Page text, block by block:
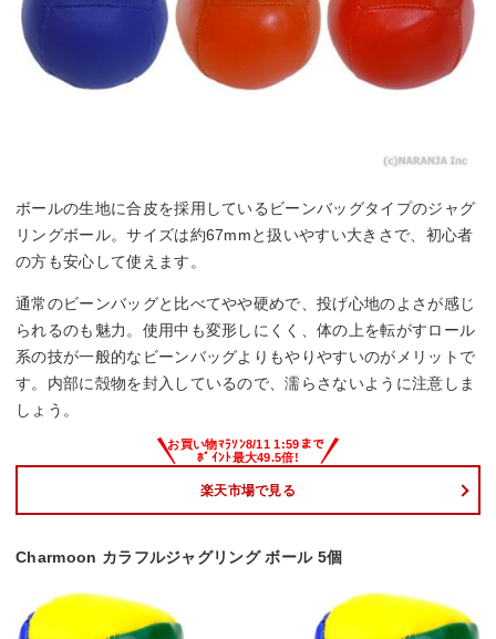
ボールの生地に合皮を採用しているビーンバッグタイプのジャグ
リングボール。サイズは約67mmと扱いやすい大きさで、初心者
の方も安心して使えます。
通常のビーンバッグと比べてやや硬めで、投げ心地のよさが感じ
られるのも魅力。使用中も変形しにくく、体の上を転がすロール
系の技が一般的なビーンバッグよりもやりやすいのがメリットで
す。内部に殻物を封入しているので、濡らさないように注意しま
しょう。
楽天市場で見る
Charmoon カラフルジャグリング ボール 5個